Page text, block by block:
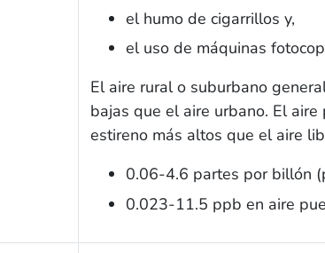
el humo de cigarrillos y,
el uso de máquinas
El aire rural o suburbano
bajas que el aire urbano. El
estireno más altos que el aire
0.06-4.6 partes por billón
0.023-11.5 ppb en aire